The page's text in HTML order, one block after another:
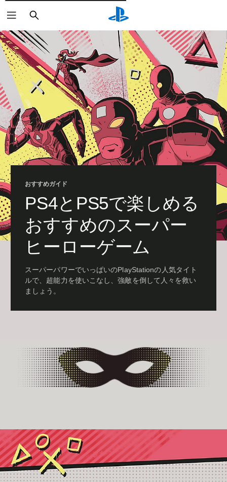
検
索
おすすめガイド
PS4とPS5で楽しめる
おすすめのスーパー
ヒーローゲーム
スーパーパワーでいっぱいのPlayStationの人気タイト
ルで、超能力を使いこなし、強敵を倒して人々を救い
ましょう。